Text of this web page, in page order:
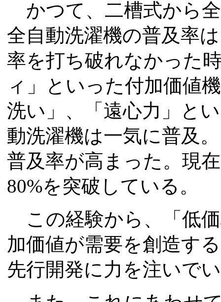
かつて、二槽式から
全自動洗濯機の普及率
率を打ち破れなかった
ィ」といった付加価値
洗い」、「遠心力」と
動洗濯機は一気に普及
普及率が高まった。現
80%を突破している。
この経験から、「低
加価値が需要を創造す
先行開発に力を注いで